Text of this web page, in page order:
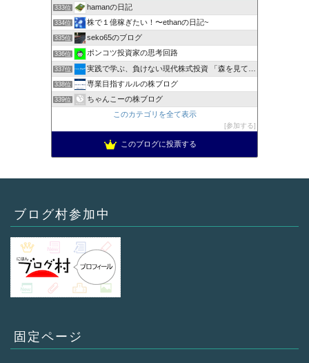
333位 hamanの日記
334位 株で１億稼ぎたい！〜ethanの日記~
335位 seko65のブログ
336位 ポンコツ投資家の思考回路
337位 実践で学ぶ、負けない現代株式投資 「森を見て、木を見る」
338位 専業目指すルルの株ブログ
339位
ちゃんこーの株ブログ
このカテゴリを全て表示
参加する
このブログに投票する
ブログ村参加中
固定ページ